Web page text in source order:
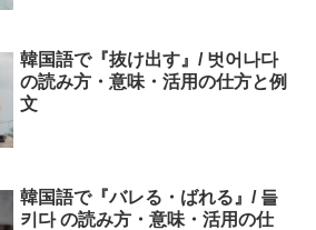
韓国語で『抜け出す』/ 벗어나다
の読み方・意味・活用の仕方と例
文
韓国語で『バレる・ばれる』/ 들
키다 の読み方・意味・活用の仕